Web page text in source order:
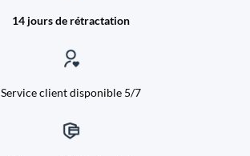
14 jours de rétractation
Service client disponible 5/7